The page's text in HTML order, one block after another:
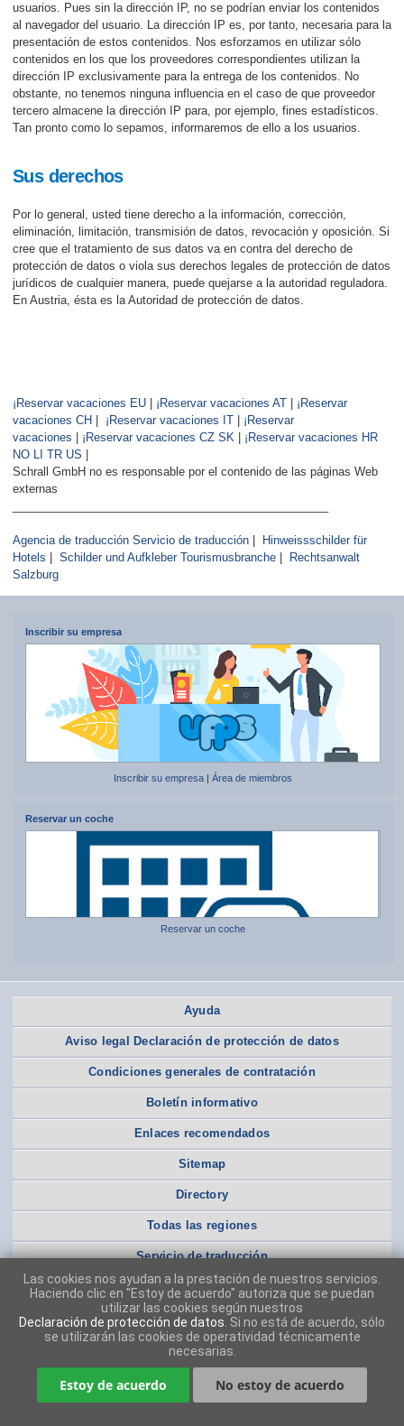
usuarios. Pues sin la dirección IP, no se podrían enviar los contenidos
al navegador del usuario. La dirección IP es, por tanto, necesaria para la
presentación de estos contenidos. Nos esforzamos en utilizar sólo
contenidos en los que los proveedores correspondientes utilizan la
dirección IP exclusivamente para la entrega de los contenidos. No
obstante, no tenemos ninguna influencia en el caso de que proveedor
tercero almacene la dirección IP para, por ejemplo, fines estadísticos.
Tan pronto como lo sepamos, informaremos de ello a los usuarios.
Sus derechos
Por lo general, usted tiene derecho a la información, corrección,
eliminación, limitación, transmisión de datos, revocación y oposición. Si
cree que el tratamiento de sus datos va en contra del derecho de
protección de datos o viola sus derechos legales de protección de datos
jurídicos de cualquier manera, puede quejarse a la autoridad reguladora.
En Austria, ésta es la Autoridad de protección de datos.
¡Reservar vacaciones EU ¡Reservar vacaciones AT
¡Reservar
vacaciones CH
¡Reservar vacaciones IT
¡Reservar
vacaciones
¡Reservar vacaciones CZ SK
¡Reservar vacaciones HR
NO LI TR US
Schrall GmbH no es responsable por el contenido de las páginas Web
externas
Agencia de traducción Servicio de traducción
Hinweissschilder für
Hotels
Schilder und Aufkleber Tourismusbranche
Rechtsanwalt
Salzburg
Inscribir su empresa
Inscribir su empresa| Área de miembros
Reservar un coche
Reservar un coche
Ayuda
Aviso legal Declaración de protección de datos
Condiciones generales de contratación
Boletín informativo
Enlaces recomendados
Sitemap
Directory
Todas las regiones
Servicio de traducción
Las cookies nos ayudan a la prestación de nuestros servicios.
Haciendo clic en "Estoy de acuerdo" autoriza que se puedan
utilizar las cookies según nuestros
Declaración de protección de datos . Si no está de acuerdo, sólo
se utilizarán las cookies de operatividad técnicamente
necesarias.